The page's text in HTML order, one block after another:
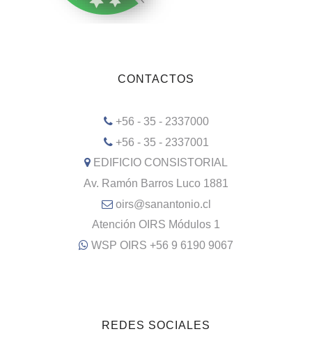
CONTACTOS
+56 - 35 - 2337000
+56 - 35 - 2337001
EDIFICIO CONSISTORIAL
Av. Ramón Barros Luco 1881
oirs@sanantonio.cl
Atención OIRS Módulos 1
WSP OIRS +56 9 6190 9067
REDES SOCIALES